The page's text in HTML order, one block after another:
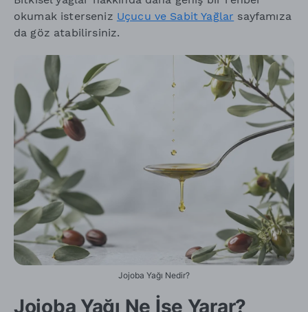
okumak isterseniz Uçucu ve Sabit Yağlar sayfamıza
da göz atabilirsiniz.
Jojoba Yağı Nedir?
Jojoba Yağı Ne İşe Yarar?